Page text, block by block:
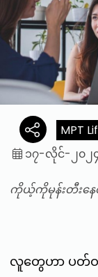
MPT
၁၇-လိုင်-၂၀၂
ကိုယ့်ကိုမုန်းတီး
လူတွေဟာ ပတ်